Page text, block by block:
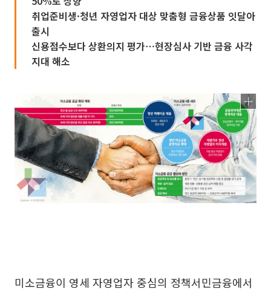
취업준비생·청년 자영업자 대상 맞춤형 금융상품 잇달아
출시
신용점수보다 상환의지 평가⋯현장심사 기반 금융 사각
지대 해소
미소금융이 영세 자영업자 중심의 정책서민금융에서